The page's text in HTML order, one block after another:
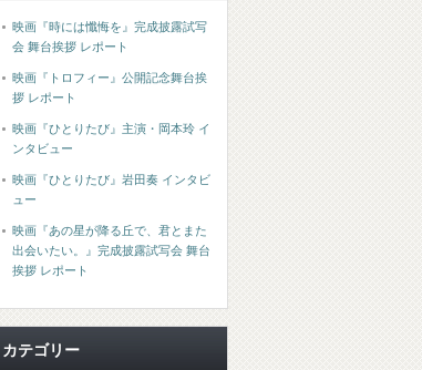
映画『時には懺悔を』完成披露試写
会 舞台挨拶 レポート
映画『トロフィー』公開記念舞台挨
拶 レポート
映画『ひとりたび』主演・岡本玲 イ
ンタビュー
映画『ひとりたび』岩田奏 インタビ
ュー
映画『あの星が降る丘で、君とまた
出会いたい。』完成披露試写会 舞台
挨拶 レポート
カテゴリー